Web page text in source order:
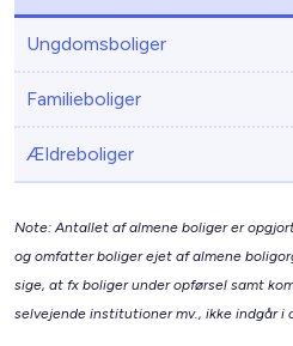
Ungdomsboliger
Familieboliger
Ældreboliger
Note: Antallet af almene boliger er
og omfatter boliger ejet af almene
sige, at fx boliger under opførsel samt
selvejende institutioner mv., ikke indgår i